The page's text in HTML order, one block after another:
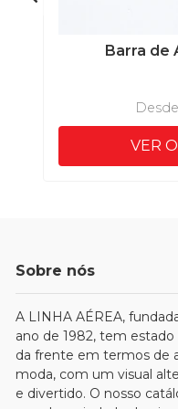
Barra de
VER
Sobre nós
A LINHA AÉREA,
ano de 1982, tem
da frente em termos de
moda, com um visual
e divertido. O nosso